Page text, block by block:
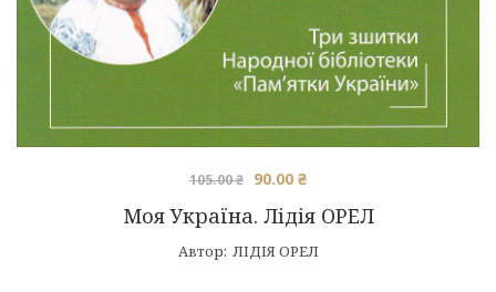
Моя Україна. Лідія ОРЕЛ
105.00₴ Оригінальна
ціна:
90.00 ₴Поточна
ціна:
Автор: ЛІДІЯ ОРЕЛ